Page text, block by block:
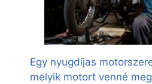
Egy nyugdíjas
melyik motort venné